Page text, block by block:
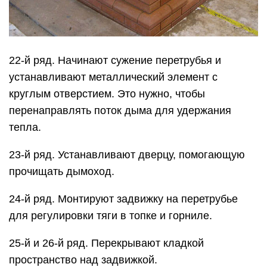
22-й ряд. Начинают сужение перетрубья и
устанавливают металлический элемент с
круглым отверстием. Это нужно, чтобы
перенаправлять поток дыма для удержания
тепла.
23-й ряд. Устанавливают дверцу, помогающую
прочищать дымоход.
24-й ряд. Монтируют задвижку на перетрубье
для регулировки тяги в топке и горниле.
25-й и 26-й ряд. Перекрывают кладкой
пространство над задвижкой.